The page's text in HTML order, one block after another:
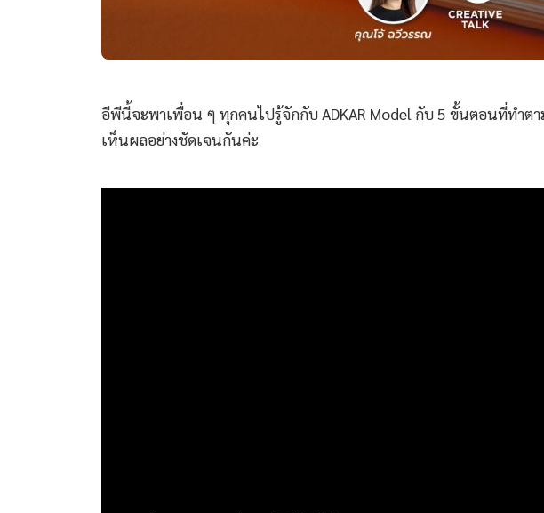
อีพีนี้จะพาเพื่อน ๆ ทุกคนไปรู้จักกับ ADKAR Model กับ 5 ขั้นตอนที่ทำตา
เห็นผลอย่างชัดเจนกันค่ะ